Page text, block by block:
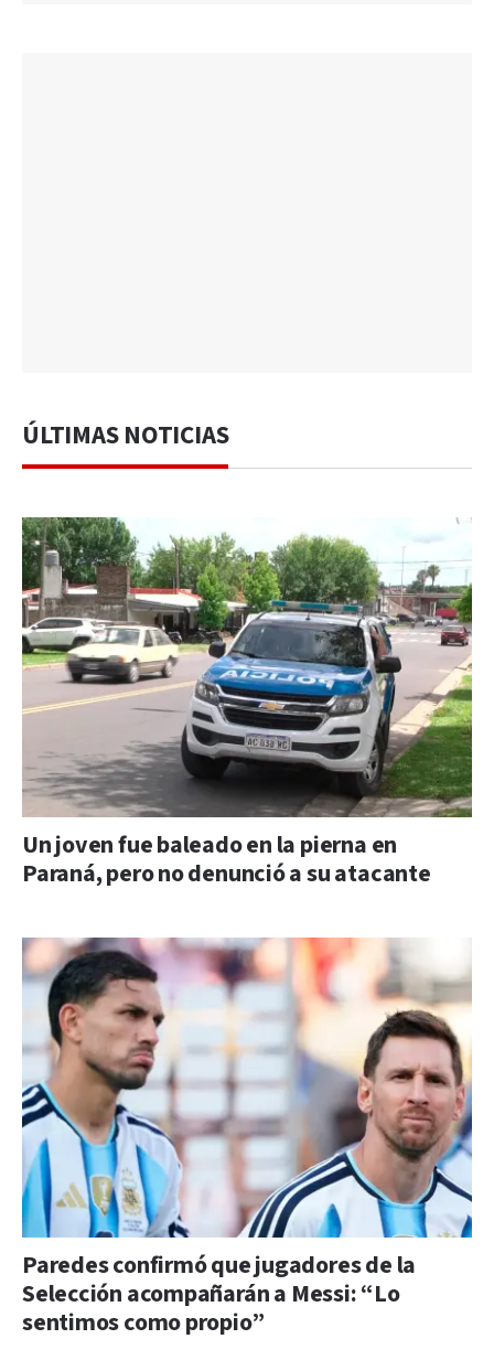
ÚLTIMAS NOTICIAS
Un joven fue baleado en la pierna en
Paraná, pero no denunció a su atacante
Paredes confirmó que jugadores de la
Selección acompañarán a Messi: “Lo
sentimos como propio”